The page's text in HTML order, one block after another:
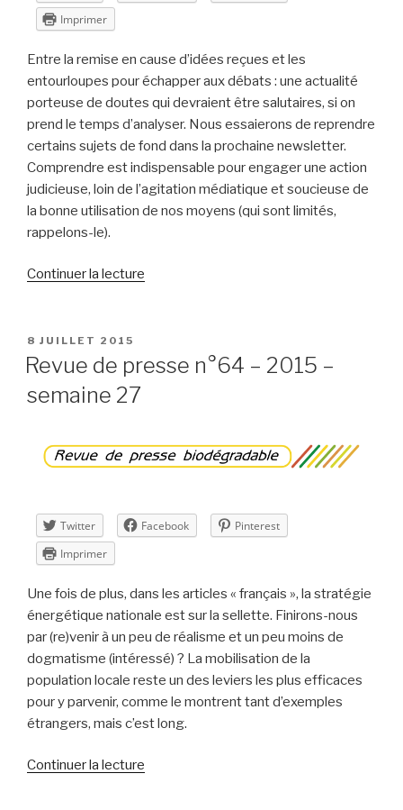
Imprimer
Entre la remise en cause d’idées reçues et les
entourloupes pour échapper aux débats : une actualité
porteuse de doutes qui devraient être salutaires, si on
prend le temps d’analyser. Nous essaierons de reprendre
certains sujets de fond dans la prochaine newsletter.
Comprendre est indispensable pour engager une action
judicieuse, loin de l’agitation médiatique et soucieuse de
la bonne utilisation de nos moyens (qui sont limités,
rappelons-le).
Continuer la lecture
n°65
semaine
28 »
PUBLIÉ
LE
8 JUILLET 2015
Revue de presse n°64 – 2015 –
semaine 27
Twitter Facebook
Pinterest
Imprimer
Une fois de plus, dans les articles « français », la stratégie
énergétique nationale est sur la sellette. Finirons-nous
par (re)venir à un peu de réalisme et un peu moins de
dogmatisme (intéressé) ? La mobilisation de la
population locale reste un des leviers les plus efficaces
pour y parvenir, comme le montrent tant d’exemples
étrangers, mais c’est long.
Continuer la lecture